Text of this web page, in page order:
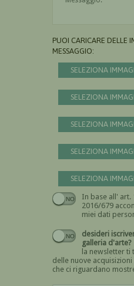
PUOI CARICARE DELLE
MESSAGGIO:
SELEZIONA
SELEZIONA
SELEZIONA
SELEZIONA
SELEZIONA
In base all' art.
2016/679 acconsento al
miei dati
desideri iscriverti
galleria d'arte?
la newsletter ti
delle nuove acquisizioni
che ci riguardano